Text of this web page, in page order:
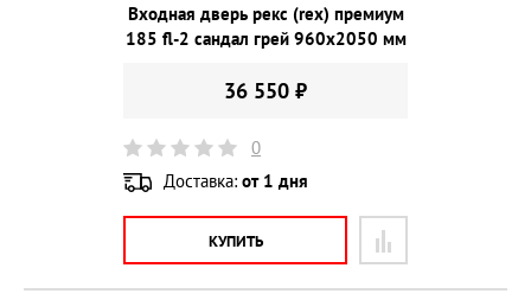
Входная дверь рекс (rex) премиум
185 fl-2 сандал грей 960х2050 мм
36 550 ₽
0
Доставка: от 1 дня
КУПИТЬ